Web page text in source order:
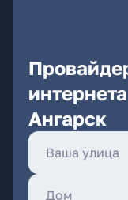
Ангарск